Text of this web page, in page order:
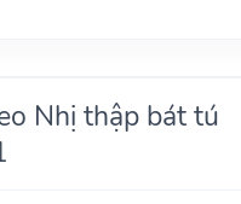
Nhị thập bát tú